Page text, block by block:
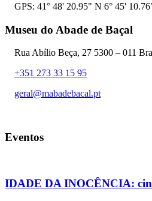
GPS: 41° 48' 20.95" N 6° 45'
Museu do Abade de Baçal
Rua Abílio Beça, 27 5300 – 011
+351 273 33 15 95
geral@mabadebacal.pt
Eventos
IDADE DA INOCÊNCIA: